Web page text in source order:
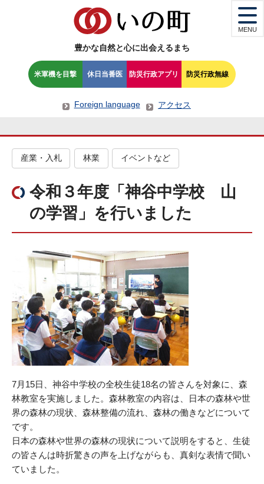
豊かな自然と心に出会えるまち
米軍機を目撃 休日当番医 防災行政アプリ 防災行政無線
Foreign language アクセス
MENU
産業・入札 林業 イベントなど
令和３年度「神谷中学校 山
の学習」を行いました
7月15日、神谷中学校の全校生徒18名の皆さんを対象に、森
林教室を実施しました。森林教室の内容は、日本の森林や世
界の森林の現状、森林整備の流れ、森林の働きなどについて
です。
日本の森林や世界の森林の現状について説明をすると、生徒
の皆さんは時折驚きの声を上げながらも、真剣な表情で聞い
ていました。